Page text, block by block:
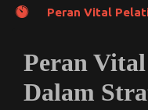
Peran Vital
Peran
Dalam